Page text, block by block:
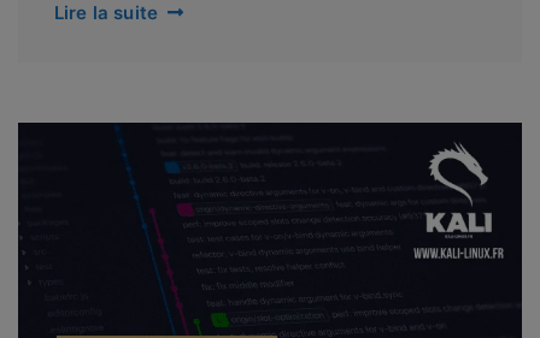
Lire la suite